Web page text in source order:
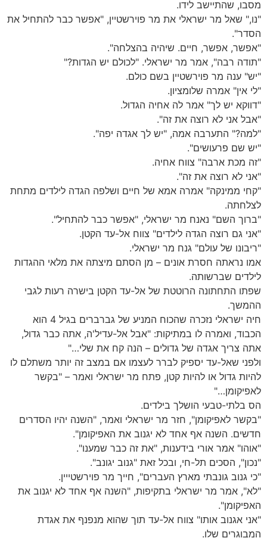
מסבו, שהתיישב לידו.
"נו," שאל מר ישראלי את מר פוירשטיין, "אפשר כבר להתחיל את
הסדר".
"אפשר, אפשר, חיים. שיהיה בהצלחה".
"תודה רבה", אמר מר ישראלי. "לכולם יש הגדות?"
"יש" ענה מר פוירשטיין בשם כולם.
"לי אין" אמרה שלומציון.
"דווקא יש לך" אמר לה אחיה הגדול.
"אבל אני לא רוצה את זה".
"למה?" התערבה אמה, "יש לך אגדה יפה".
"יש שם פרעושים".
"זה מכת ארבה" צווח אחיה.
"אני לא רוצה את זה".
"קחי ממינקה" אמרה אמא של חיים ושלפה הגדה לילדים מתחת
לצלחתה.
"ברוך השם" נאנח מר ישראלי, "אפשר כבר להתחיל".
"אני גם רוצה הגדה לילדים" צווח אל-עד הקטן.
"ריבונו של עולם" גנח מר ישראלי.
אמו נראתה חסרת אונים – מן הסתם מיצתה את מלאי ההגדות
לילדים שברשותה.
שפתו התחתונה הרוטטת של אל-עד הקטן בישרה רעות לגבי
ההמשך.
חיה ישראלי נזכרה שהכוח המניע של גברברים בגיל 4 הוא
הכבוד, ואמרה לו במתיקות: "אבל אל-עדיל'ה, אתה כבר גדול,
אתה צריך אגדה של גדולים – הנה קח את שלי…"
ולפני שאל-עד יספיק לברר לעצמו אם במצב זה יותר משתלם לו
להיות גדול או להיות קטן, פתח מר ישראלי ואמר – "בקשר
לאפיקומן…"
הס בלתי-טבעי הושלך בילדים.
"בקשר לאפיקומן", חזר מר ישראלי ואמר, "השנה יהיו הסדרים
חדשים. השנה אף אחד לא יגנוב את האפיקומן".
"אוהו" אמר אורי בידענות, "את זה כבר שמענו".
"נכון", הסכים תל-חי, ובכל זאת "גנוב יגונב".
"כי גנוב גונבתי מארץ העברים", חייך מר פוירשטייין.
"לא", אמר מר ישראלי בתקיפות, "השנה אף אחד לא יגנוב את
האפיקומן".
"אני אגנוב אותו" צווח אל-עד תוך שהוא מנפנף את אגדת
המבוגרים שלו.